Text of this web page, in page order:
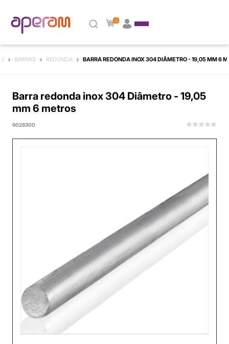
0
BARRAS REDONDA BARRA REDONDA INOX 304 DIÂMETRO - 19,05 MM 6
Barra redonda inox 304 Diâmetro - 19,05
mm 6 metros
6028300